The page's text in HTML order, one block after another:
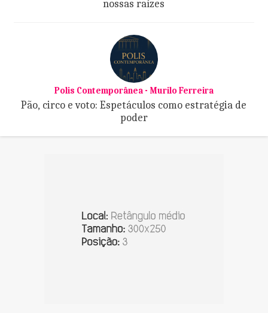
nossas raízes
Polis Contemporânea - Murilo Ferreira
Pão, circo e voto: Espetáculos como estratégia de
poder